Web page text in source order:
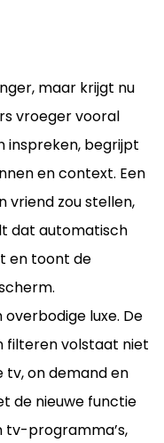
maar krijgt nu
vroeger vooral
inspreken, begrijpt
en context. Een
vriend zou stellen,
dat automatisch
en toont de
luxe. De
filteren volstaat niet
tv, on demand en
de nieuwe functie
tv-programma’s,